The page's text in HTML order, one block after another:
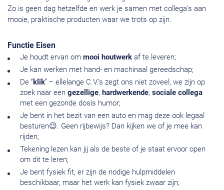
Zo is geen dag hetzelfde en werk je samen met collega’s aan
mooie, praktische producten waar we trots op zijn.
Functie Eisen
Je houdt ervan om mooi houtwerk af te leveren;
Je kan werken met hand- en machinaal gereedschap;
De ‘klik’ – ellelange C.V.’s zegt ons niet zoveel, we zijn op
zoek naar een gezellige, hardwerkende, sociale collega
met een gezonde dosis humor;
Je bent in het bezit van een auto en mag deze ook legaal
besturen😉. Geen rijbewijs? Dan kijken we of je mee kan
rijden;
Tekening lezen kan jij als de beste of je staat ervoor open
om dit te leren;
Je bent fysiek fit, er zijn de nodige hulpmiddelen
beschikbaar, maar het werk kan fysiek zwaar zijn;